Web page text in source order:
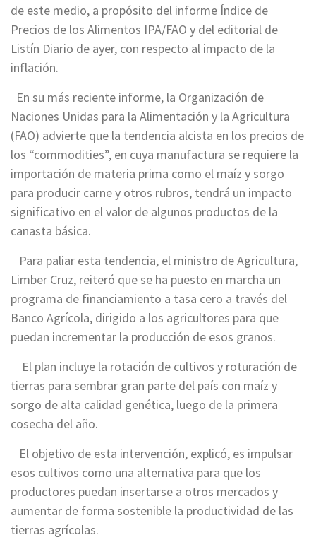
de este medio, a propósito del informe Índice de
Precios de los Alimentos IPA/FAO y del editorial de
Listín Diario de ayer, con respecto al impacto de la
inflación.
En su más reciente informe, la Organización de
Naciones Unidas para la Alimentación y la Agricultura
(FAO) advierte que la tendencia alcista en los precios de
los “commodities”, en cuya manufactura se requiere la
importación de materia prima como el maíz y sorgo
para producir carne y otros rubros, tendrá un impacto
significativo en el valor de algunos productos de la
canasta básica.
Para paliar esta tendencia, el ministro de Agricultura,
Limber Cruz, reiteró que se ha puesto en marcha un
programa de financiamiento a tasa cero a través del
Banco Agrícola, dirigido a los agricultores para que
puedan incrementar la producción de esos granos.
El plan incluye la rotación de cultivos y roturación de
tierras para sembrar gran parte del país con maíz y
sorgo de alta calidad genética, luego de la primera
cosecha del año.
El objetivo de esta intervención, explicó, es impulsar
esos cultivos como una alternativa para que los
productores puedan insertarse a otros mercados y
aumentar de forma sostenible la productividad de las
tierras agrícolas.